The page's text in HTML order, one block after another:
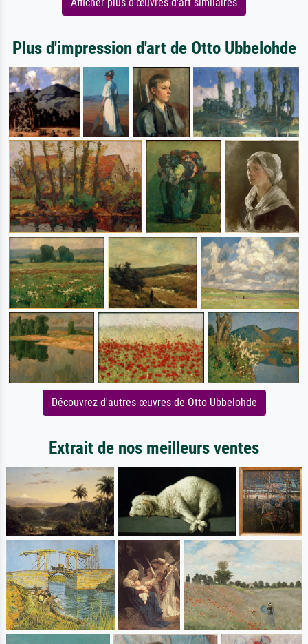
Plus d'impression d'art de Otto Ubbelohde
Découvrez d'autres œuvres de Otto Ubbelohde
Extrait de nos meilleurs ventes